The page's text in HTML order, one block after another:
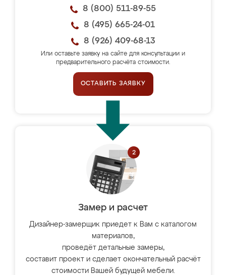
8 (800) 511-89-55
8 (495) 665-24-01
8 (926) 409-68-13
Или оставьте заявку на сайте для консультации и
предварительного расчёта стоимости.
ОСТАВИТЬ ЗАЯВКУ
Замер и расчет
Дизайнер-замерщик приедет к Вам с каталогом
материалов,
проведёт детальные замеры,
составит проект и сделает окончательный расчёт
стоимости Вашей будущей мебели.